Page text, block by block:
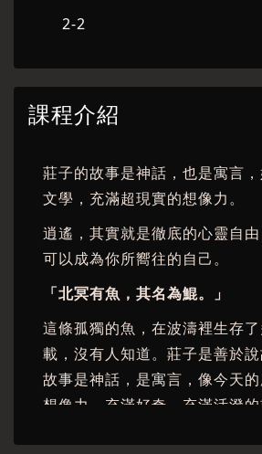
2-2
3. 逍遙與自由
3-1
3-2
3-3
4. 莊子的相對論
4-1
4-2
4-3
5. 御風而行
5-1
5-2
課程介紹
莊子的故事是神話，也是寓言
文學，充滿超現實的想像力。
逍遙，其實就是徹底的心靈自
可以成為你所嚮往的自己。
「北冥有魚，其名為鯤。」
這條孤獨的魚，在波濤裡生存
載，沒有人知道。莊子是善於
故事是神話，是寓言，像今天
想像力，充滿好奇，充滿活潑的